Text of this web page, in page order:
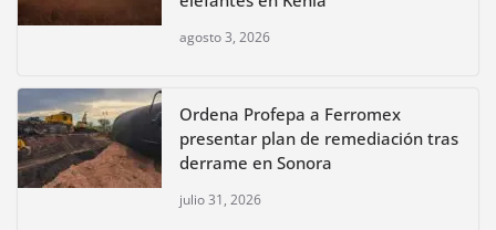
agosto 3, 2026
Ordena Profepa a Ferromex
presentar plan de remediación tras
derrame en Sonora
julio 31, 2026